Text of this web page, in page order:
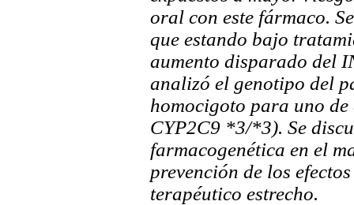
oral con este fármaco.
que estando bajo
aumento disparado del
analizó el genotipo del
homocigoto para uno
CYP2C9 *3/*3). Se
farmacogenética en el
prevención de los
terapéutico estrecho.